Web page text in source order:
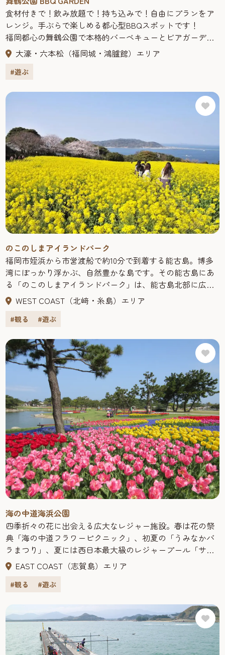
食材付きで！飲み放題で！持ち込みで！自由にプランをア
レンジ。手ぶらで楽しめる都心型BBQスポットです！
福岡都心の舞鶴公園で本格的バーベキューとビアガーデン
が楽しめるスポット『舞鶴公園 BBQ GARDEN 』。
舞鶴公園 BBQ GARDEN では、リーズナブルなバーベキュー
プランをご用意！家族や友人同士、また大人数の団体な
ナブルな価格で楽しめるBBQは肉も野菜も食べ応えバツグ
デン、バドワイザー2種の生ビールをご用意。その他50種以
上のドリンクもお楽しみ頂けます。
さらに「テーブルサイト」「ソファサイト（要追加料
金）」「ラウンジサイト（要追加料金）」3種類のBBQサイ
トをご用意。人数や用途、気分に合わせてお選びいただけ
ます。
●ご利用シーンに合わせて選べるバーベキュープラン詳
細・ご予約はこちら
【おすすめPOINT】
①食材・飲み物の持込みは自由! コンロ、炭、トングをご用
意。その他の備品はご準備ください。ゴミはこちらで処分
します!②完全に手ぶらでBBQ を楽しみたい! という方には
食材・ドリンク付きプランで!③最大298名対応可能で、会
社での団体利用、ご近所の集まり、打上げなど大人数での
利用にも最適!④大濠公園駅から徒歩6 分とアクセス抜群! わ
ざわざ車で行かなくても利用できる手軽さ
都心からアクセスも良く様々な年齢層のお客様や近隣の方
にも好評いただいております。感染症対策もしっかり取り
組んでいます。安心してご利用ください。
※感染症対策については公式サイトをご覧ください。
大濠・六本松（福岡城・鴻臚館）エリア
#遊ぶ
のこのしまアイランドパーク
福岡市姪浜から市営渡船で約10分で到着する能古島。博多
湾にぽっかり浮かぶ、自然豊かな島です。その能古島にあ
る「のこのしまアイランドパーク」は、能古島北部に広が
る約15万平方メートルの自然公園です。桜、菜の花、コス
モスなど、一年を通じて季節の花々が咲き誇ります。特
に、菜の花とコスモスは有名！眼下に広がる博多湾の青さ
レストランやバーベキューハウス、「ふれあい動物園」が
あり、レトロな町並みを再現した「思ひ出通り」では昔懐
かしい駄菓子やおもちゃも。貸し別荘やキャンプ村のバン
ガローなどでのバカンスも体験できますよ。
WEST COAST（北﨑・糸島）エリア
#観る #遊ぶ
海の中道海浜公園
四季折々の花に出会える広大なレジャー施設。春は花の祭
典「海の中道フラワーピクニック」、初夏の「うみなかバ
ラまつり」、夏には西日本最大級のレジャープール「サン
シャインプール」、秋は「うみなか＊はなまつり」、冬に
は1万本のキャンドルで彩る「うみなかクリスマス・キャン
ドルナイト」で楽しませてくれる。また、手ぶらで行ける
九州の海をテーマに平成29年にリニューアルした水族館
「マリンワールド」、全室オーシャンビューのリゾートホ
テル「ザ・ルイガンズ.」など、都市型一大リゾートエリア
だ。園内の「ワンダーワールド」では、巨大トランポリン
EAST COAST（志賀島）エリア
#観る #遊ぶ